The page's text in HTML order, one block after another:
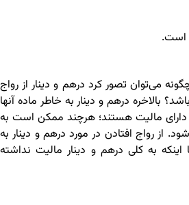
است.
می‌توان تصور کرد درهم و دینار از رواج
بالاخره درهم و دینار به خاطر ماده آنها
دارای مالیت هستند؛ هرچند ممکن است به
از رواج افتادن در مورد درهم و دینار به
به کلی درهم و دینار مالیت نداشته